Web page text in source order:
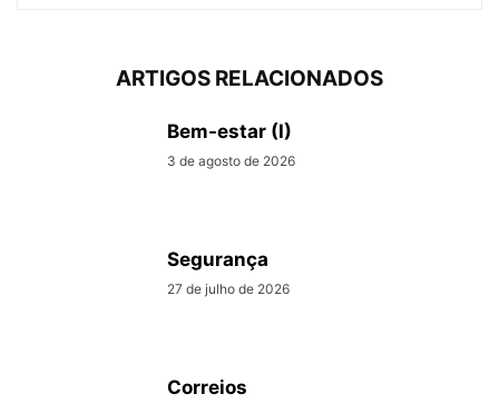
ARTIGOS RELACIONADOS
Bem-estar (I)
3 de agosto de 2026
Segurança
27 de julho de 2026
Correios